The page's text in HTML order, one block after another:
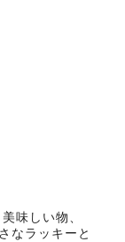
味しい物、
なラッキーと